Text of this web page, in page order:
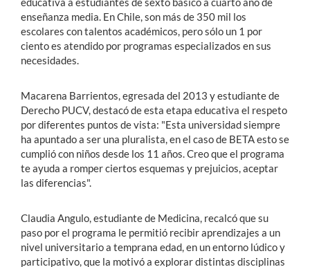
enseñanza media. En Chile, son más de 350 mil los
escolares con talentos académicos, pero sólo un 1 por
ciento es atendido por programas especializados en sus
necesidades.
Macarena Barrientos, egresada del 2013 y estudiante de
Derecho PUCV, destacó de esta etapa educativa el respeto
por diferentes puntos de vista: "Esta universidad siempre
ha apuntado a ser una pluralista, en el caso de BETA esto se
cumplió con niños desde los 11 años. Creo que el programa
te ayuda a romper ciertos esquemas y prejuicios, aceptar
las diferencias".
Claudia Angulo, estudiante de Medicina, recalcó que su
paso por el programa le permitió recibir aprendizajes a un
nivel universitario a temprana edad, en un entorno lúdico y
participativo, que la motivó a explorar distintas disciplinas